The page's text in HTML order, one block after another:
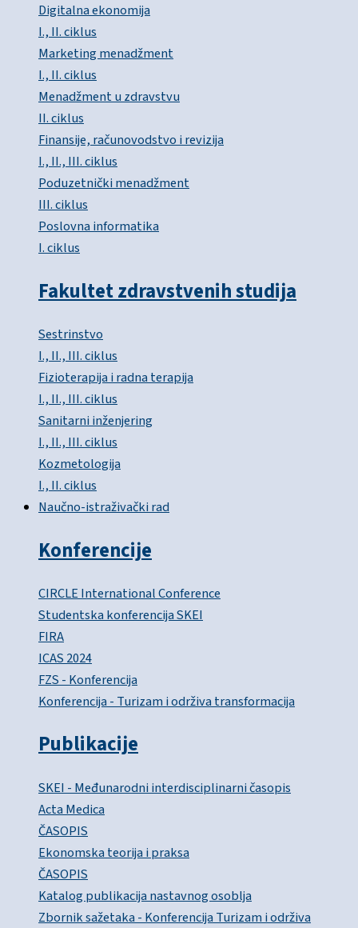
Digitalna ekonomija
I., II. ciklus
Marketing menadžment
I., II. ciklus
Menadžment u zdravstvu
II. ciklus
Finansije, računovodstvo i revizija
I., II., III. ciklus
Poduzetnički menadžment
III. ciklus
Poslovna informatika
I. ciklus
Fakultet zdravstvenih studija
Sestrinstvo
I., II., III. ciklus
Fizioterapija i radna terapija
I., II., III. ciklus
Sanitarni inženjering
I., II., III. ciklus
Kozmetologija
I., II. ciklus
Naučno-istraživački rad
Konferencije
CIRCLE International Conference
Studentska konferencija SKEI
FIRA
ICAS 2024
FZS - Konferencija
Konferencija - Turizam i održiva transformacija
Publikacije
SKEI - Međunarodni interdisciplinarni časopis
Acta Medica
ČASOPIS
Ekonomska teorija i praksa
ČASOPIS
Katalog publikacija nastavnog osoblja
Zbornik sažetaka - Konferencija Turizam i održiva